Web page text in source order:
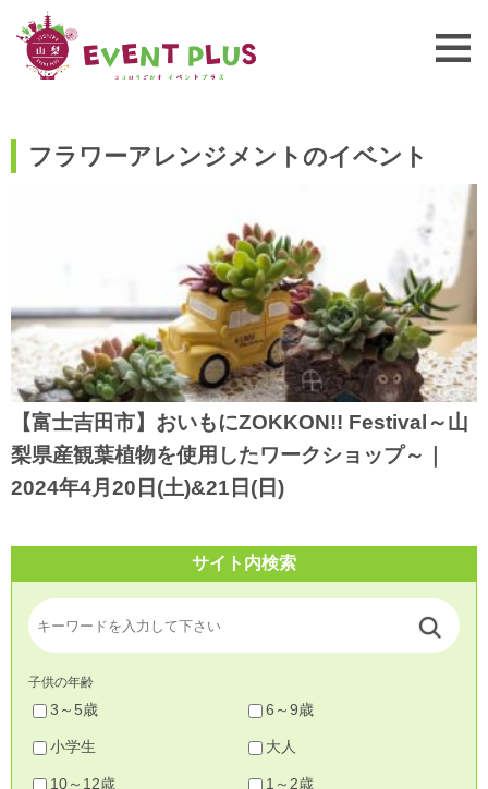
フラワーアレンジメントのイベント
【富士吉田市】おいもにZOKKON!! Festival～山
梨県産観葉植物を使用したワークショップ～｜
2024年4月20日(土)&21日(日)
サイト内検索
子供の年齢
3～5歳 6～9歳
小学生 大人
10～12歳 1～2歳